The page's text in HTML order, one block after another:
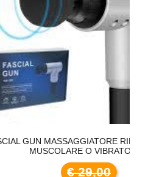
RILASSAMENTO
O VIBRATORE